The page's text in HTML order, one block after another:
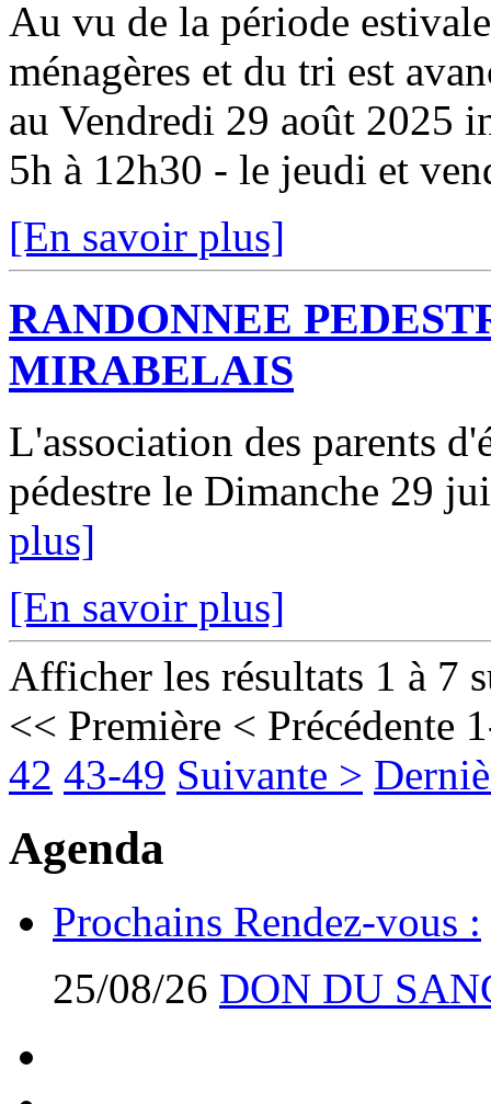
Au vu de la période
ménagères et du tri est
au Vendredi 29 août 2025
5h à 12h30 - le jeudi et
[En savoir plus]
RANDONNEE
MIRABELAIS
L'association des parents
pédestre le Dimanche 29
plus]
[En savoir plus]
Afficher les résultats 1 à 7
<< Première < Précédente
42 43-49 Suivante >
Agenda
Prochains Rendez-vous :
25/08/26 DON DU